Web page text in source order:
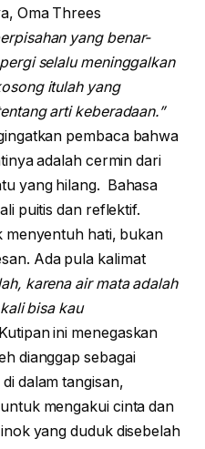
Oma Threes
yang benar-
selalu meninggalkan
itulah yang
arti keberadaan.”
pembaca bahwa
adalah cermin dari
yang hilang. Bahasa
puitis dan reflektif.
menyentuh hati, bukan
Ada pula kalimat
karena air mata adalah
bisa kau
ini menegaskan
dianggap sebagai
dalam tangisan,
mengakui cinta dan
yang duduk disebelah